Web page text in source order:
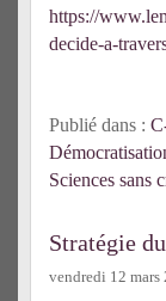
https://
decide-a-
Publié dans :
Sciences sans
Stratégie
vendredi 12 mars